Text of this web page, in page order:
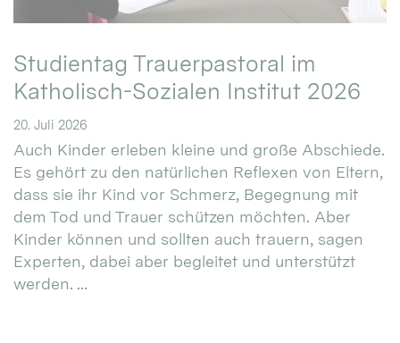
Studientag Trauerpastoral im
Katholisch-Sozialen Institut 2026
20. Juli 2026
Auch Kinder erleben kleine und große Abschiede.
Es gehört zu den natürlichen Reflexen von Eltern,
dass sie ihr Kind vor Schmerz, Begegnung mit
dem Tod und Trauer schützen möchten. Aber
Kinder können und sollten auch trauern, sagen
Experten, dabei aber begleitet und unterstützt
werden. ...